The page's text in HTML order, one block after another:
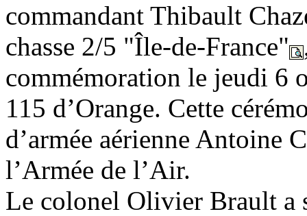
commandant Thibault
chasse 2/5 "Île-de-France"
commémoration le jeudi 6
115 d’Orange. Cette
d’armée aérienne Antoine
l’Armée de l’Air.
Le colonel Olivier Brault a